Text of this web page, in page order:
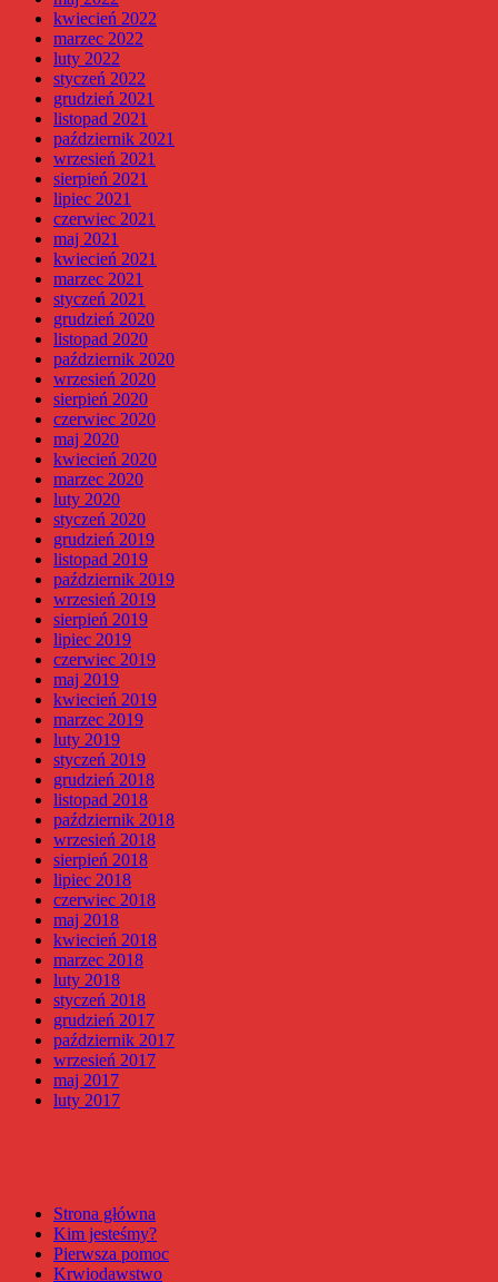
kwiecień 2022
marzec 2022
luty 2022
styczeń 2022
grudzień 2021
listopad 2021
październik 2021
wrzesień 2021
sierpień 2021
lipiec 2021
czerwiec 2021
maj 2021
kwiecień 2021
marzec 2021
styczeń 2021
grudzień 2020
listopad 2020
październik 2020
wrzesień 2020
sierpień 2020
czerwiec 2020
maj 2020
kwiecień 2020
marzec 2020
luty 2020
styczeń 2020
grudzień 2019
listopad 2019
październik 2019
wrzesień 2019
sierpień 2019
lipiec 2019
czerwiec 2019
maj 2019
kwiecień 2019
marzec 2019
luty 2019
styczeń 2019
grudzień 2018
listopad 2018
październik 2018
wrzesień 2018
sierpień 2018
lipiec 2018
czerwiec 2018
maj 2018
kwiecień 2018
marzec 2018
luty 2018
styczeń 2018
grudzień 2017
październik 2017
wrzesień 2017
maj 2017
luty 2017
Strona główna
Kim jesteśmy?
Pierwsza pomoc
Krwiodawstwo